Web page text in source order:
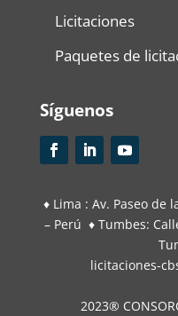
Licitaciones
Paquetes de
Síguenos
♦ Lima : Av. Paseo de
– Perú ♦ Tumbes:
licitaciones-
2023®